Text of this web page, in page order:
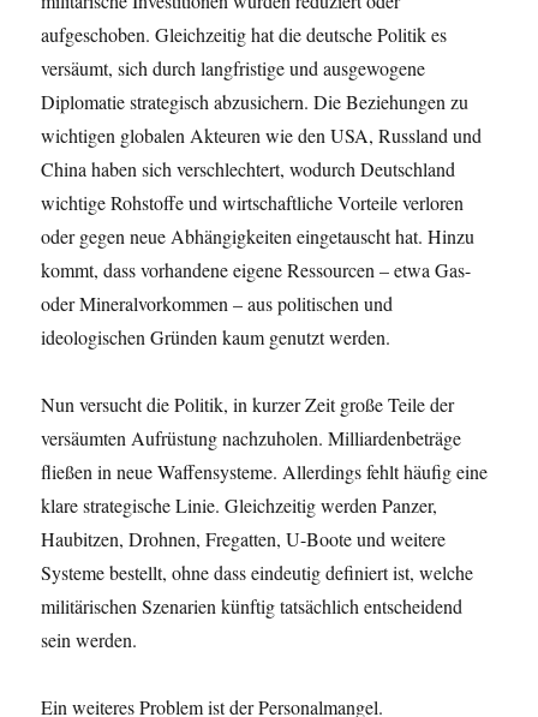
aufgeschoben. Gleichzeitig hat die deutsche Politik es
versäumt, sich durch langfristige und ausgewogene
Diplomatie strategisch abzusichern. Die Beziehungen zu
wichtigen globalen Akteuren wie den USA, Russland und
China haben sich verschlechtert, wodurch Deutschland
wichtige Rohstoffe und wirtschaftliche Vorteile verloren
oder gegen neue Abhängigkeiten eingetauscht hat. Hinzu
kommt, dass vorhandene eigene Ressourcen – etwa Gas-
oder Mineralvorkommen – aus politischen und
ideologischen Gründen kaum genutzt werden.
Nun versucht die Politik, in kurzer Zeit große Teile der
versäumten Aufrüstung nachzuholen. Milliardenbeträge
fließen in neue Waffensysteme. Allerdings fehlt häufig eine
klare strategische Linie. Gleichzeitig werden Panzer,
Haubitzen, Drohnen, Fregatten, U-Boote und weitere
Systeme bestellt, ohne dass eindeutig definiert ist, welche
militärischen Szenarien künftig tatsächlich entscheidend
sein werden.
Ein weiteres Problem ist der Personalmangel.